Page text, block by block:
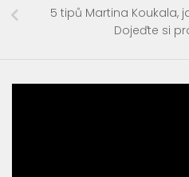
5 tipů Martina Koukala,
Dojeďte si